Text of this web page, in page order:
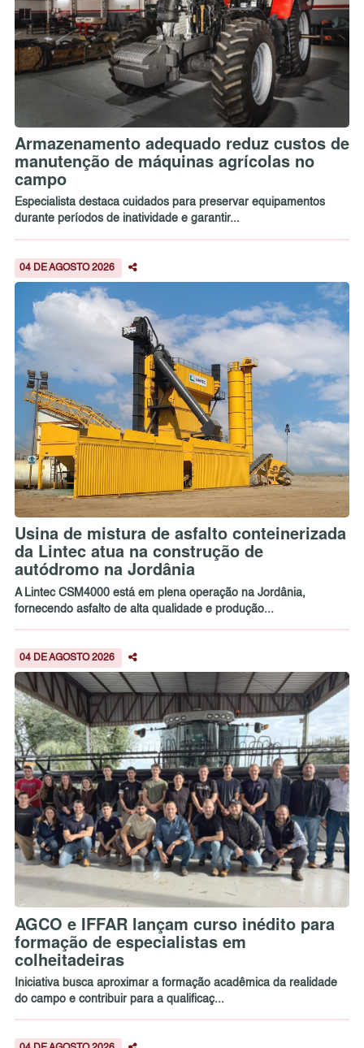
Armazenamento adequado reduz custos de
manutenção de máquinas agrícolas no
campo
Especialista destaca cuidados para preservar equipamentos
durante períodos de inatividade e garantir...
04 DE AGOSTO 2026
Usina de mistura de asfalto conteinerizada
da Lintec atua na construção de
autódromo na Jordânia
A Lintec CSM4000 está em plena operação na Jordânia,
fornecendo asfalto de alta qualidade e produção...
04 DE AGOSTO 2026
AGCO e IFFAR lançam curso inédito para
formação de especialistas em
colheitadeiras
Iniciativa busca aproximar a formação acadêmica da realidade
do campo e contribuir para a qualificaç...